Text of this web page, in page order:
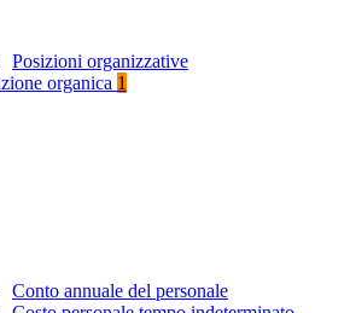
Posizioni organizzative
organica 1
Conto annuale del personale